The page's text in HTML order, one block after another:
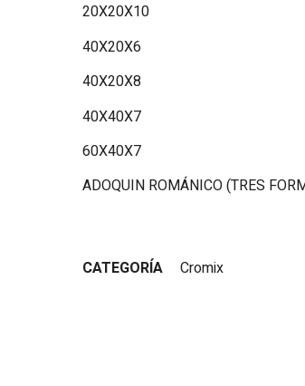
20X20X10
40X20X6
40X20X8
40X40X7
60X40X7
ADOQUIN ROMÁNICO (TRES
CATEGORÍA Cromix